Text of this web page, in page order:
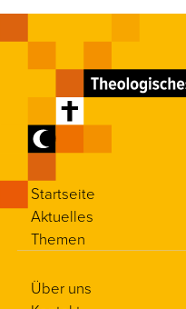
Startseite
Aktuelles
Themen
Über uns